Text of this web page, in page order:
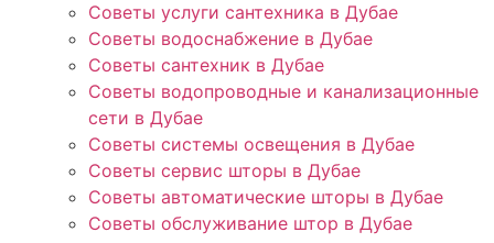
Советы услуги сантехника в Дубае
Советы водоснабжение в Дубае
Советы сантехник в Дубае
Советы водопроводные и канализационные
сети в Дубае
Советы системы освещения в Дубае
Советы сервис шторы в Дубае
Советы автоматические шторы в Дубае
Советы обслуживание штор в Дубае